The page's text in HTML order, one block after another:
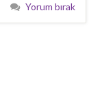
Yorum bırak